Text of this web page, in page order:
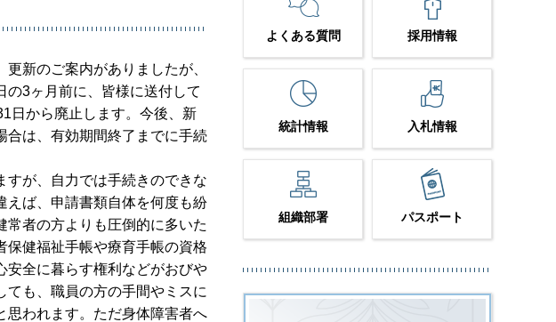
新のご案内がありましたが、
の3ヶ月前に、皆様に送付して
日から廃止します。今後、新
合は、有効期間終了までに手続
すが、自力では手続きのできな
えば、申請書類自体を何度も紛
者の方よりも圧倒的に多いた
保健福祉手帳や療育手帳の資格
安全に暮らす権利などがおびや
も、職員の方の手間やミスに
思われます。ただ身体障害者へ
よくある質問 採用情報
統計情報 入札情報
組織部署 パスポート